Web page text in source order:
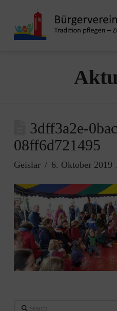
3dff3a2e-
08ff6d721495
Geislar 6. Oktober 2019
Search